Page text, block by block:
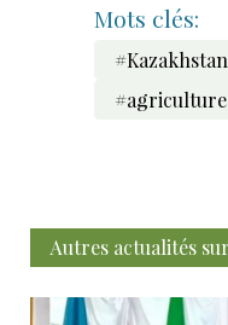
Mots clés:
#Kazakhstan
#agriculture
Autres actualités